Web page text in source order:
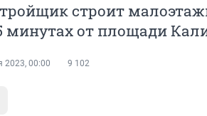
строит
минутах от площади
2023, 00:00 9 102